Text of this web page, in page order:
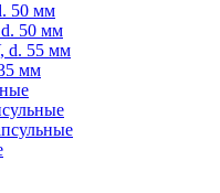
50 мм
50 мм
d. 55 мм
мм